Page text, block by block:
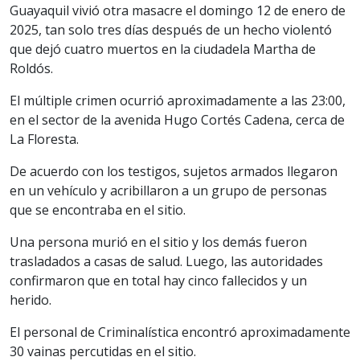
Guayaquil vivió otra masacre el domingo 12 de enero de
2025, tan solo tres días después de un hecho violentó
que dejó cuatro muertos en la ciudadela Martha de
Roldós.
El múltiple crimen ocurrió aproximadamente a las 23:00,
en el sector de la avenida Hugo Cortés Cadena, cerca de
La Floresta.
De acuerdo con los testigos, sujetos armados llegaron
en un vehículo y acribillaron a un grupo de personas
que se encontraba en el sitio.
Una persona murió en el sitio y los demás fueron
trasladados a casas de salud. Luego, las autoridades
confirmaron que en total hay cinco fallecidos y un
herido.
El personal de Criminalística encontró aproximadamente
30 vainas percutidas en el sitio.